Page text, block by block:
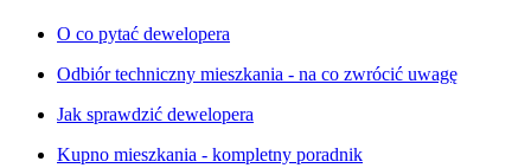
O co pytać dewelopera
Odbiór techniczny mieszkania - na co zwrócić uwagę
Jak sprawdzić dewelopera
Kupno mieszkania - kompletny poradnik